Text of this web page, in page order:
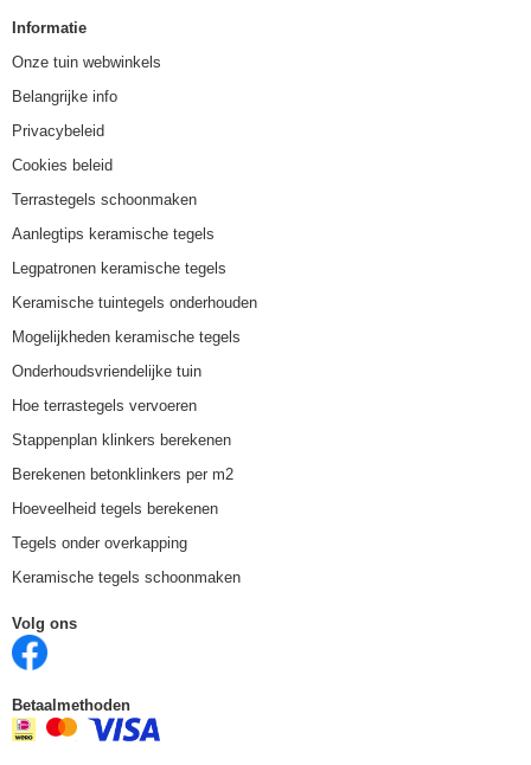
Informatie
Onze tuin webwinkels
Belangrijke info
Privacybeleid
Cookies beleid
Terrastegels schoonmaken
Aanlegtips keramische tegels
Legpatronen keramische tegels
Keramische tuintegels onderhouden
Mogelijkheden keramische tegels
Onderhoudsvriendelijke tuin
Hoe terrastegels vervoeren
Stappenplan klinkers berekenen
Berekenen betonklinkers per m2
Hoeveelheid tegels berekenen
Tegels onder overkapping
Keramische tegels schoonmaken
Volg ons
Betaalmethoden